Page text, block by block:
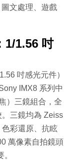
文處理、遊戲
1/1.56 吋
吋感光元件）
IMX8 系列中
）三鏡組合，全
三鏡均為 Zeiss
彩還原、抗眩
萬像素自拍鏡頭